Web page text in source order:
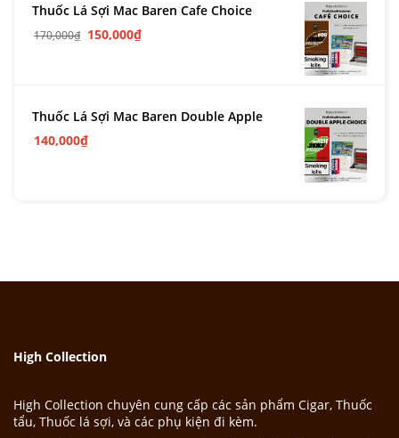
Thuốc Lá Sợi Mac Baren Cafe Choice
170,000₫ 150,000₫
Thuốc Lá Sợi Mac Baren Double Apple
140,000₫
High Collection
High Collection chuyên cung cấp các sản phẩm Cigar, Thuốc
tẩu, Thuốc lá sợi, và các phụ kiện đi kèm.